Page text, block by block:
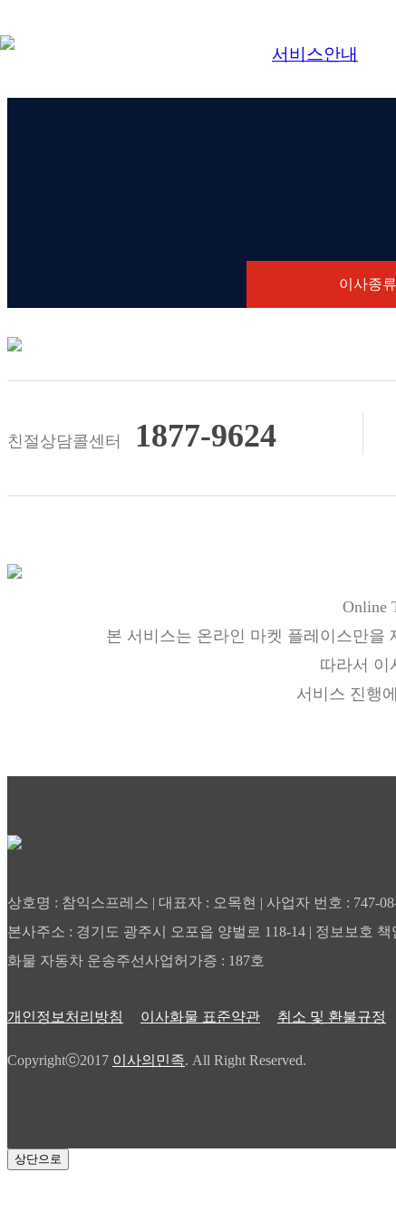
서비스안내
이사종류
친절상담콜센터 1877-9624
Online
본 서비스는 온라인 마켓 플레이스만을
따라서 이
서비스 진행
상호명 : 참익스프레스 | 대표자 : 오목현 | 사업자 번호 : 747-
본사주소 : 경기도 광주시 오포읍 양벌로 118-14 | 정보보호 책
화물 자동차 운송주선사업허가증 : 187호
개인정보처리방침 이사화물 표준약관 취소 및 환불규정
Copyrightⓒ2017 이사의민족. All Right Reserved.
상단으로